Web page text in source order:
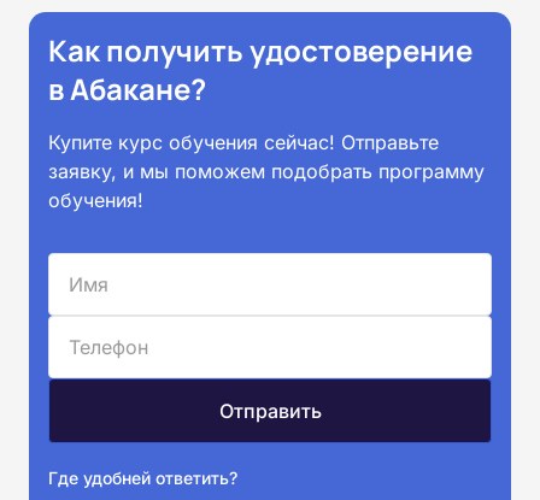
Как получить удостоверение
в Абакане?
Купите курс обучения сейчас! Отправьте
заявку, и мы поможем подобрать программу
обучения!
Где удобней ответить?